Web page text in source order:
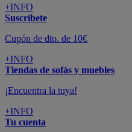
+INFO
Suscríbete
Cupón de dto. de 10€
+INFO
Tiendas de sofás y muebles
¡Encuentra la tuya!
+INFO
Tu cuenta